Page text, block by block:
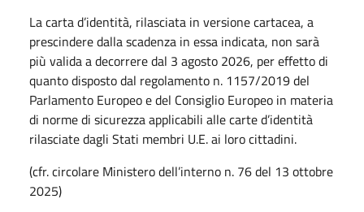
La carta d’identità, rilasciata in versione cartacea, a
prescindere dalla scadenza in essa indicata, non sarà
più valida a decorrere dal 3 agosto 2026, per effetto di
quanto disposto dal regolamento n. 1157/2019 del
Parlamento Europeo e del Consiglio Europeo in materia
di norme di sicurezza applicabili alle carte d’identità
rilasciate dagli Stati membri U.E. ai loro cittadini.
(cfr. circolare Ministero dell’interno n. 76 del 13 ottobre
2025)